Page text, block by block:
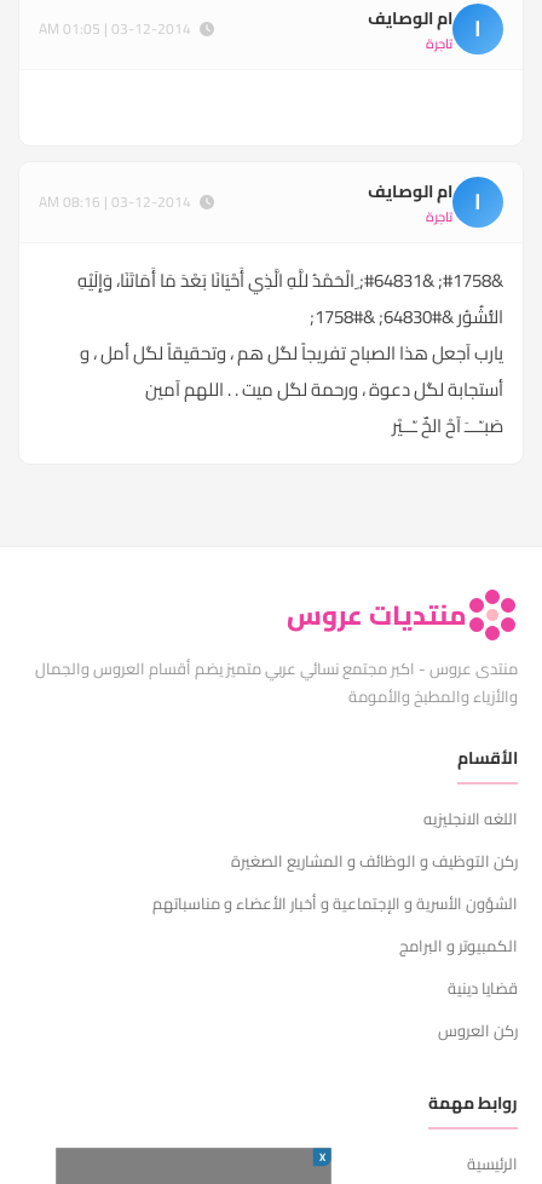
ا ام الوصايف
تاجرة
ا ام الوصايف
تاجرة
&#1758; &#64831; ِالْحَمْدُ للَّهِ الَّذِي أَحْيَانَا بَعْدَ مَا أَمَاتَنَا، وَإِلَيْهِ
النُّشُوُر &#64830; &#1758;
يارب آجعل هذا الصباح تفريجاً لگل هم ، وتحقيقاً لگل أمل ، و
أستجابة لگل دعوة ، ورحمة لگل ميت . . اللهم آمين
صَبـّـــَ آحْ الخٌ ـّــيْر
منتديات عروس
منتدى عروس - اكبر مجتمع نسائي عربي متميز يضم أقسام العروس والجمال
والأزياء والمطبخ والأمومة
الأقسام
اللغه الانجليزيه
ركن التوظيف و الوظائف و المشاريع الصغيرة
الشؤون الأسرية و الإجتماعية و أخبار الأعضاء و مناسباتهم
الكمبيوتر و البرامج
قضايا دينية
ركن العروس
روابط مهمة
الرئيسية X